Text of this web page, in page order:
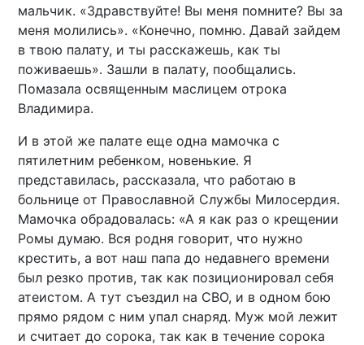
мальчик. «Здравствуйте! Вы меня помните? Вы за
меня молились». «Конечно, помню. Давай зайдем
в твою палату, и ты расскажешь, как ты
поживаешь». Зашли в палату, пообщались.
Помазала освященным маслицем отрока
Владимира.
И в этой же палате еще одна мамочка с
пятилетним ребенком, новенькие. Я
представилась, рассказала, что работаю в
больнице от Православной Службы Милосердия.
Мамочка обрадовалась: «А я как раз о крещении
Ромы думаю. Вся родня говорит, что нужно
крестить, а вот наш папа до недавнего времени
был резко против, так как позиционировал себя
атеистом. А тут съездил на СВО, и в одном бою
прямо рядом с ним упал снаряд. Муж мой лежит
и считает до сорока, так как в течение сорока